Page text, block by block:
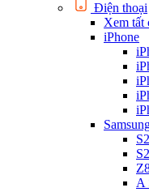
Điện thoại
Xem tất
iPhone
A